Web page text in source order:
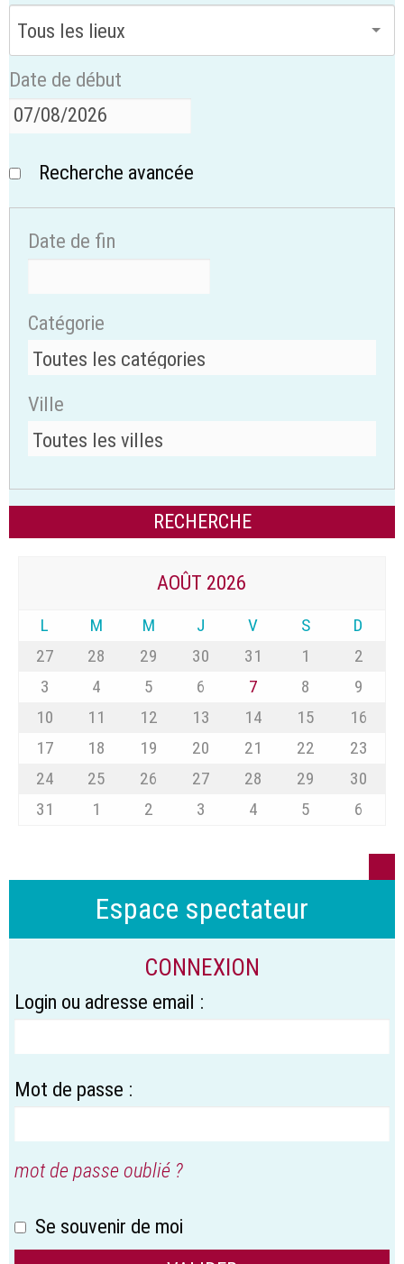
Date de début
Recherche avancée
Date de fin
Catégorie
Ville
AOÛT 2026
L M M J V S
D
27
28 29 30 31 1
2
3
4 5 6 7 8
9
10
11 12 13 14 15
16
17
18 19 20 21 22
23
24
25 26 27 28 29
30
31
1 2 3 4 5 6
Espace spectateur
CONNEXION
Login ou adresse email :
Mot de passe :
mot de passe oublié ?
Se souvenir de moi